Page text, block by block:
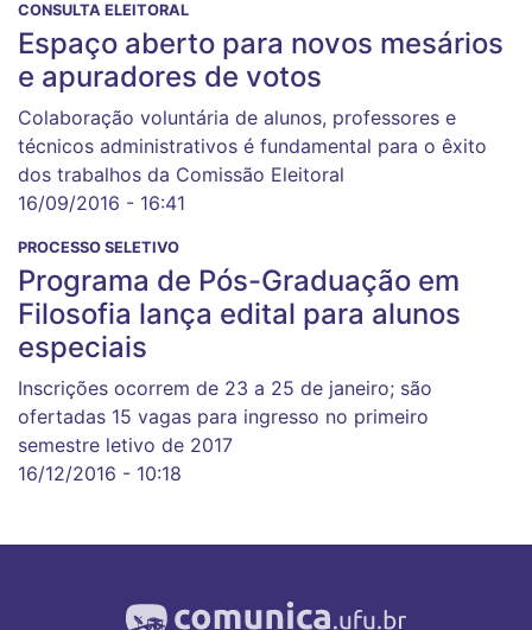
CONSULTA ELEITORAL
Espaço aberto para novos mesários
e apuradores de votos
Colaboração voluntária de alunos, professores e
técnicos administrativos é fundamental para o êxito
dos trabalhos da Comissão Eleitoral
16/09/2016 - 16:41
PROCESSO SELETIVO
Programa de Pós-Graduação em
Filosofia lança edital para alunos
especiais
Inscrições ocorrem de 23 a 25 de janeiro; são
ofertadas 15 vagas para ingresso no primeiro
semestre letivo de 2017
16/12/2016 - 10:18